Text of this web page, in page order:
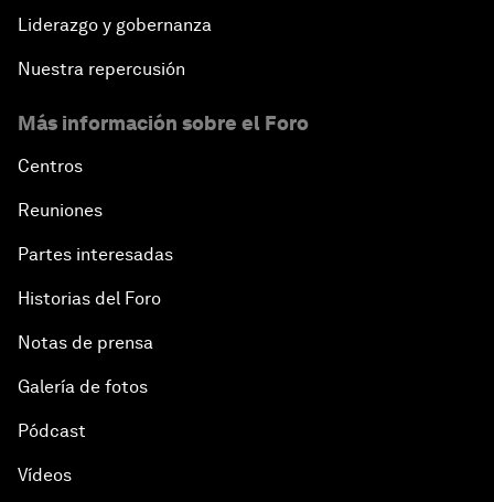
Liderazgo y gobernanza
Nuestra repercusión
Más información sobre el Foro
Centros
Reuniones
Partes interesadas
Historias del Foro
Notas de prensa
Galería de fotos
Pódcast
Vídeos